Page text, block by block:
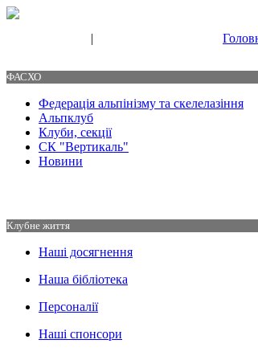
|
ФАСХО
Федерація альпінізму та скелелазіння
Альпклуб
Клуби, секції
СК "Вертикаль"
Новини
Клубне життя
Наші досягнення
Наша бібліотека
Персоналії
Наші спонсори